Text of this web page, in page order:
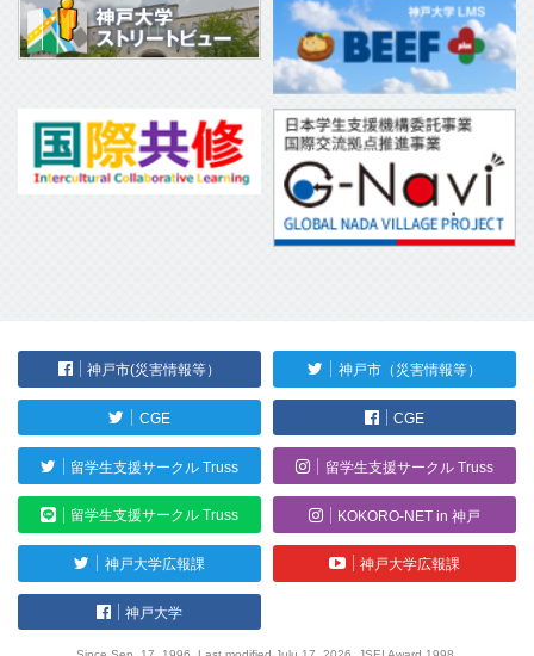
神戸市(災害情報等） 神戸市（災害情報等）
CGE CGE
留学生支援サークル Truss 留学生支援サークル Truss
留学生支援サークル Truss KOKORO-NET in 神戸
神戸大学広報課 神戸大学広報課
神戸大学